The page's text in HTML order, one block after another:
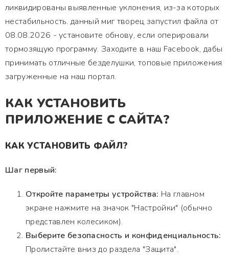
ликвидированы выявленные уклонения, из-за которых
нестабильность. данный миг творец запустил файла от
08.08.2026 - установите обнову, если оперировали
тормозящую программу. Заходите в наш Facebook, дабы
принимать отличные безделушки, топовые приложения
загруженные на наш портал.
КАК УСТАНОВИТЬ
ПРИЛОЖЕНИЕ С САЙТА?
КАК УСТАНОВИТЬ ФАЙЛ?
Шаг первый:
Откройте параметры устройства: На главном
экране нажмите на значок "Настройки" (обычно
представлен колесиком).
Выберите безопасность и конфиденциальность:
Пролистайте вниз до раздела "Защита".